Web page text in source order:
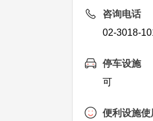
咨询电话
02-3018-
停车设施
可
便利设施使